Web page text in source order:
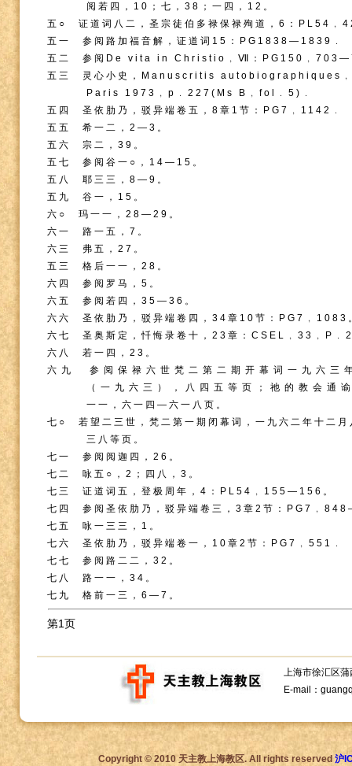
阅若四， 10 ；七，38 ；一四， 12 。
五○ 证道词八二，圣宗徒伯多禄保禄殉道，6 ： PL54 ﹐
五一 参阅路加福音解，证道词 15 ： PG1838— 1839 ﹒
五二 参阅 De vita in Christio ﹐Ⅶ： PG150 ﹐703—
五三 灵心小史，
Manuscritis autobiographiques
Paris 1973 ﹐p ﹒227(Ms B ﹐fol ﹒5) ﹒
五四 圣依肋乃，驳异端卷五，8章 1节： PG7 ﹐ 1142
﹒
五五 希一二，2—3 。
五六 宗二，39 。
五七 参阅谷一○， 14— 15 。
五八 耶三三，8—9 。
五九 谷一， 15 。
六○ 玛一一，28—29 。
六一 路一五，7 。
六三 弗五，27 。
五三 格后一一，28 。
六四 参阅罗马，5 。
六五 参阅若四，35—36 。
六六 圣依肋乃，驳异端卷四，34章 10节： PG7 ﹐ 1083
六七 圣奥斯定，忏悔录卷十，23章：CSEL ﹐33 ﹐ P ﹒
六八 若一四，23 。
六九 参阅保禄六世梵二第二期开幕词一九六三
（一九六三），八四五等页；祂的教会通谕
一一，六一四—六一八页。
七○ 若望二三世，梵二第一期闭幕词，一九六二年十二
三八等页。
七一 参阅阅迦四，26 。
七二 咏五○，2 ；四八，3 。
七三 证道词五，登极周年，4 ： PL54 ﹐ 155— 156 。
七四 参阅圣依肋乃，驳异端卷三，3章2节： PG7 ﹐848
七五 咏一三三， 1 。
七六 圣依肋乃，驳异端卷一， 10章2节： PG7 ﹐551
﹒
七七 参阅路二二，32 。
七八 路一一，34 。
七九 格前一三，6—7 。
第1页
上海市徐汇区
E-mail：
Copyright © 2010 天主教上海教区. All rights reserved 沪